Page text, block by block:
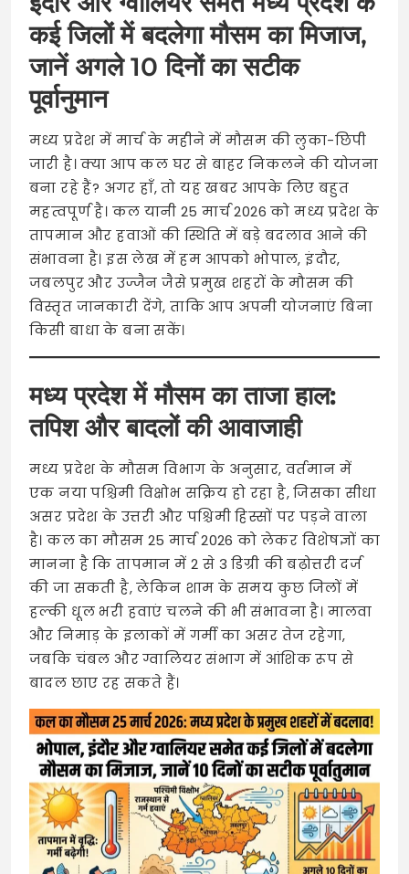
कई जिलों में बदलेगा मौसम का मिजाज,
जानें अगले 10 दिनों का सटीक
पूर्वानुमान
मध्य प्रदेश में मार्च के महीने में मौसम की लुका-छिपी
जारी है। क्या आप कल घर से बाहर निकलने की योजना
बना रहे हैं? अगर हाँ, तो यह खबर आपके लिए बहुत
महत्वपूर्ण है। कल यानी 25 मार्च 2026 को मध्य प्रदेश के
तापमान और हवाओं की स्थिति में बड़े बदलाव आने की
संभावना है। इस लेख में हम आपको भोपाल, इंदौर,
जबलपुर और उज्जैन जैसे प्रमुख शहरों के मौसम की
विस्तृत जानकारी देंगे, ताकि आप अपनी योजनाएं बिना
किसी बाधा के बना सकें।
मध्य प्रदेश में मौसम का ताजा हाल:
तपिश और बादलों की आवाजाही
मध्य प्रदेश के मौसम विभाग के अनुसार, वर्तमान में
एक नया पश्चिमी विक्षोभ सक्रिय हो रहा है, जिसका सीधा
असर प्रदेश के उत्तरी और पश्चिमी हिस्सों पर पड़ने वाला
है। कल का मौसम 25 मार्च 2026 को लेकर विशेषज्ञों का
मानना है कि तापमान में 2 से 3 डिग्री की बढ़ोत्तरी दर्ज
की जा सकती है, लेकिन शाम के समय कुछ जिलों में
हल्की धूल भरी हवाएं चलने की भी संभावना है। मालवा
और निमाड़ के इलाकों में गर्मी का असर तेज रहेगा,
जबकि चंबल और ग्वालियर संभाग में आंशिक रूप से
बादल छाए रह सकते हैं।